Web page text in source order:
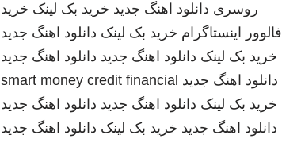
روسری دانلود اهنگ جدید خرید بک لینک خرید
فالوور اینستاگرام خرید بک لینک دانلود اهنگ جدید
خرید بک لینک دانلود اهنگ جدید دانلود اهنگ جدید
دانلود اهنگ جدید smart money credit financial
خرید بک لینک دانلود اهنگ جدید دانلود اهنگ جدید
دانلود اهنگ جدید خرید بک لینک دانلود اهنگ جدید